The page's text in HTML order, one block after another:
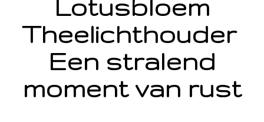
Lotusbloem
Theelichthouder
Een stralend
moment van rust